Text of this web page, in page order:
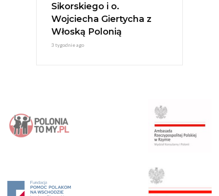
Sikorskiego i o.
Wojciecha Giertycha z
Włoską Polonią
3 tygodnie ago